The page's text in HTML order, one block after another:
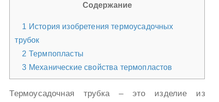
Содержание
1 История изобретения термоусадочных
трубок
2 Термпопласты
3 Механические свойства термопластов
Термоусадочная трубка – это изделие из